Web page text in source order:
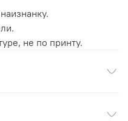
не по принту.